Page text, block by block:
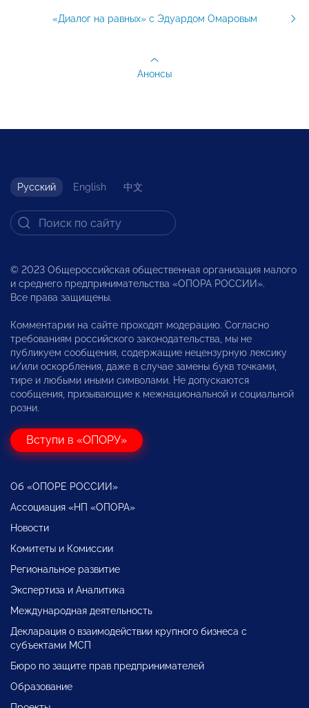
«Диалог на равных» с Эдуардом Омаровым
Анонсы
Русский English 中文
© 2023 Общероссийская общественная организация малого
и среднего предпринимательства «ОПОРА РОССИИ».
Все права защищены.
Комментарии на сайте проходят модерацию. Согласно
требованиям российского законодательства, мы не
публикуем сообщения, содержащие нецензурную лексику
и/или оскорбления, даже в случае замены букв точками,
тире и любыми иными символами. Не допускаются
сообщения, призывающие к межнациональной и социальной
розни.
Вступи в «ОПОРУ»
Об «ОПОРЕ РОССИИ»
Ассоциация «НП «ОПОРА»
Новости
Комитеты и Комиссии
Региональное развитие
Экспертиза и Аналитика
Международная деятельность
Декларация о взаимодействии крупного бизнеса с
субъектами МСП
Бюро по защите прав предпринимателей
Образование